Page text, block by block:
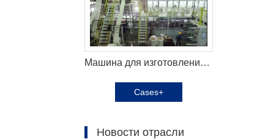
Машина для изготовления подгузников для взрослых Haina помогает российскому заказчику эффективно производить
Cases+
Новости отрасли